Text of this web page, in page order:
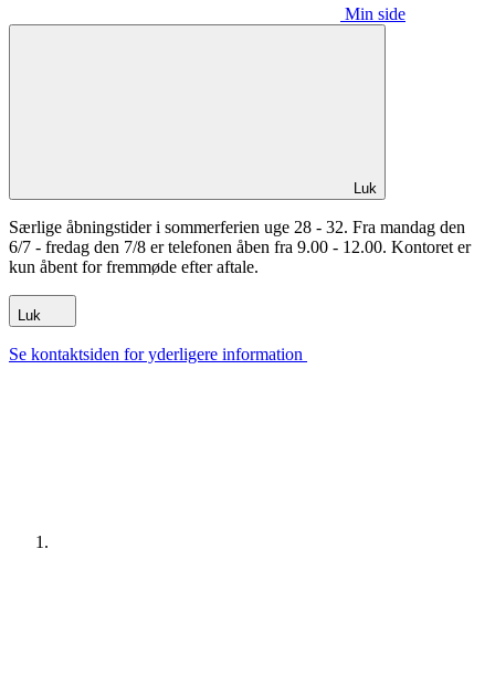
Min side
Luk
Særlige åbningstider i sommerferien uge 28 - 32. Fra mandag den
6/7 - fredag den 7/8 er telefonen åben fra 9.00 - 12.00. Kontoret er
kun åbent for fremmøde efter aftale.
Luk
Se kontaktsiden for yderligere information